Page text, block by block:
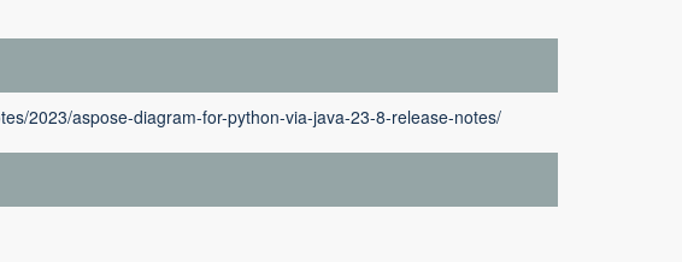
2023/aspose-diagram-for-python-via-java-23-8-release-notes/